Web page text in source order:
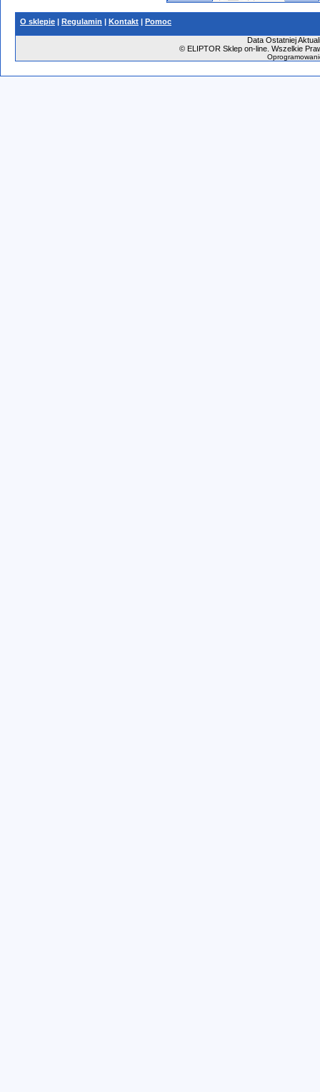
O sklepie | Regulamin | Kontakt | Pomoc
Data Ostatniej
©ELIPTOR Sklep on-line. Wszelkie